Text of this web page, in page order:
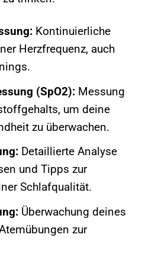
Kontinuierliche
Herzfrequenz, auch
(SpO2):Messung
um deine
zu überwachen.
Detaillierte Analyse
und Tipps zur
Schlafqualität.
Überwachung deines
zur